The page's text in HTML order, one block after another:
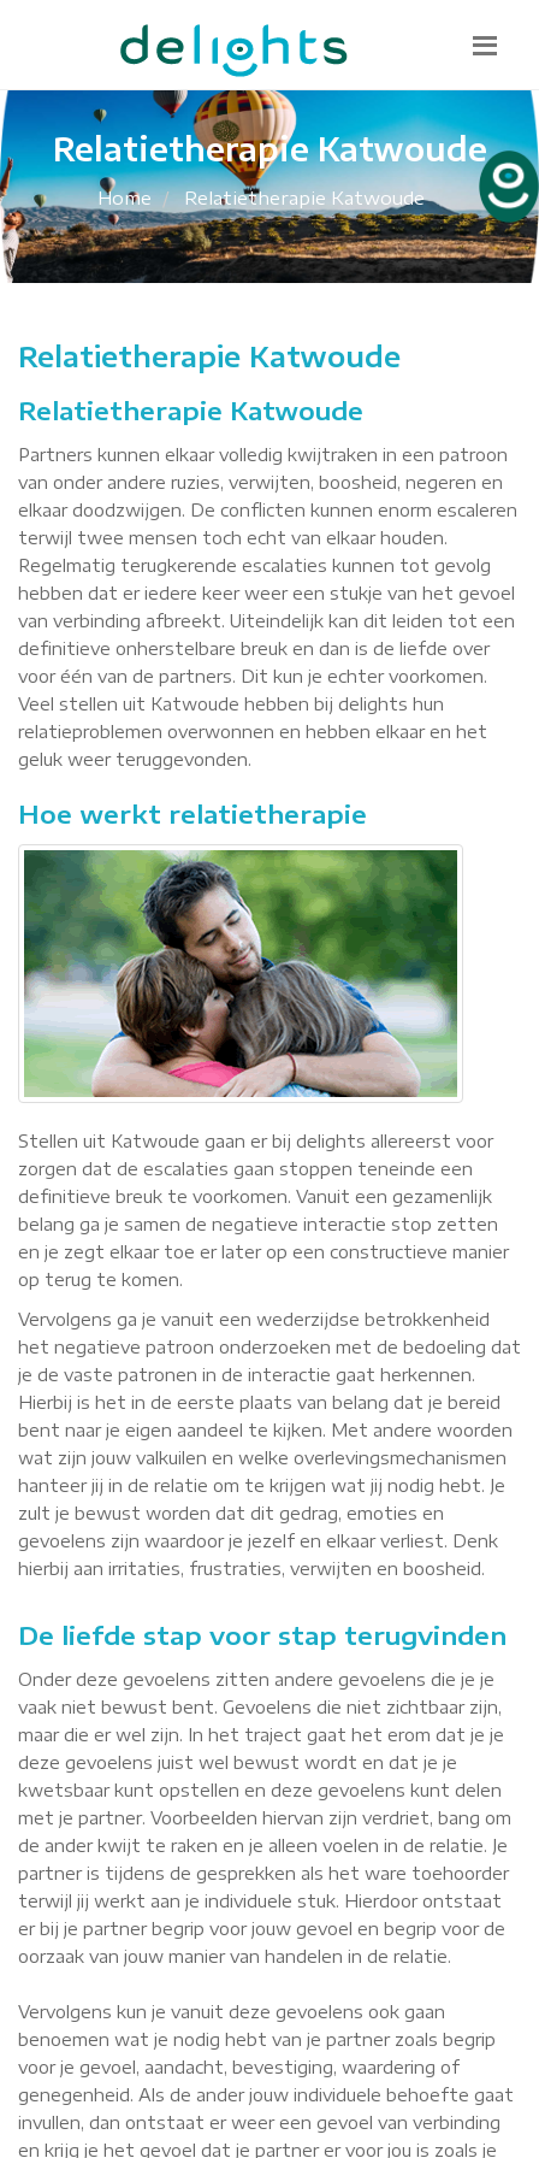
085 130 1482
info@delights.nu
Relatietherapie Katwoude
Home Relatietherapie Katwoude
Relatietherapie Katwoude
Relatietherapie Katwoude
Partners kunnen elkaar volledig kwijtraken in een patroon
van onder andere ruzies, verwijten, boosheid, negeren en
elkaar doodzwijgen. De conflicten kunnen enorm escaleren
terwijl twee mensen toch echt van elkaar houden.
Regelmatig terugkerende escalaties kunnen tot gevolg
hebben dat er iedere keer weer een stukje van het gevoel
van verbinding afbreekt. Uiteindelijk kan dit leiden tot een
definitieve onherstelbare breuk en dan is de liefde over
voor één van de partners. Dit kun je echter voorkomen.
Veel stellen uit Katwoude hebben bij delights hun
relatieproblemen overwonnen en hebben elkaar en het
geluk weer teruggevonden.
Hoe werkt relatietherapie
Stellen uit Katwoude gaan er bij delights allereerst voor
zorgen dat de escalaties gaan stoppen teneinde een
definitieve breuk te voorkomen. Vanuit een gezamenlijk
belang ga je samen de negatieve interactie stop zetten
en je zegt elkaar toe er later op een constructieve manier
op terug te komen.
Vervolgens ga je vanuit een wederzijdse betrokkenheid
het negatieve patroon onderzoeken met de bedoeling dat
je de vaste patronen in de interactie gaat herkennen.
Hierbij is het in de eerste plaats van belang dat je bereid
bent naar je eigen aandeel te kijken. Met andere woorden
wat zijn jouw valkuilen en welke overlevingsmechanismen
hanteer jij in de relatie om te krijgen wat jij nodig hebt. Je
zult je bewust worden dat dit gedrag, emoties en
gevoelens zijn waardoor je jezelf en elkaar verliest. Denk
hierbij aan irritaties, frustraties, verwijten en boosheid.
De liefde stap voor stap terugvinden
Onder deze gevoelens zitten andere gevoelens die je je
vaak niet bewust bent. Gevoelens die niet zichtbaar zijn,
maar die er wel zijn. In het traject gaat het erom dat je je
deze gevoelens juist wel bewust wordt en dat je je
kwetsbaar kunt opstellen en deze gevoelens kunt delen
met je partner. Voorbeelden hiervan zijn verdriet, bang om
de ander kwijt te raken en je alleen voelen in de relatie. Je
partner is tijdens de gesprekken als het ware toehoorder
terwijl jij werkt aan je individuele stuk. Hierdoor ontstaat
er bij je partner begrip voor jouw gevoel en begrip voor de
oorzaak van jouw manier van handelen in de relatie.
Vervolgens kun je vanuit deze gevoelens ook gaan
benoemen wat je nodig hebt van je partner zoals begrip
voor je gevoel, aandacht, bevestiging, waardering of
genegenheid. Als de ander jouw individuele behoefte gaat
invullen, dan ontstaat er weer een gevoel van verbinding
en krijg je het gevoel dat je partner er voor jou is zoals je